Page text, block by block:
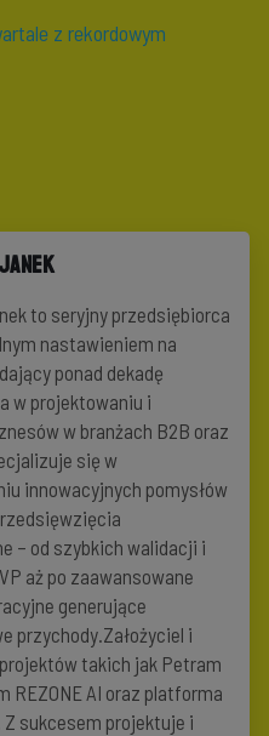
z rekordowym
to seryjny przedsiębiorca
nastawieniem na
ponad dekadę
w projektowaniu i
w branżach B2B oraz
się w
innowacyjnych pomysłów
– od szybkich walidacji i
aż po zaawansowane
generujące
przychody.Założyciel i
takich jak Petram
REZONE AI oraz platforma
sukcesem projektuje i